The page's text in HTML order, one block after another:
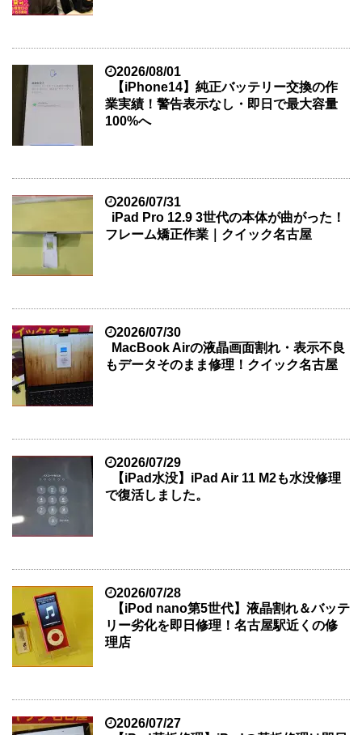
2026/08/01
【iPhone14】純正バッテリー交換の作
業実績！警告表示なし・即日で最大容量
100%へ
2026/07/31
iPad Pro 12.9 3世代の本体が曲がった！
フレーム矯正作業｜クイック名古屋
2026/07/30
MacBook Airの液晶画面割れ・表示不良
もデータそのまま修理！クイック名古屋
2026/07/29
【iPad水没】iPad Air 11 M2も水没修理
で復活しました。
2026/07/28
【iPod nano第5世代】液晶割れ＆バッテ
リー劣化を即日修理！名古屋駅近くの修
理店
2026/07/27